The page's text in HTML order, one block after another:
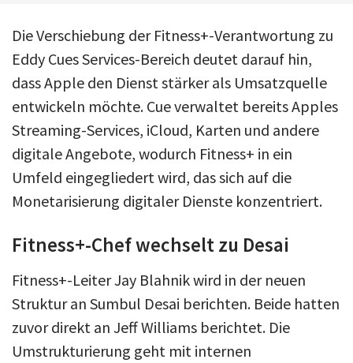
Die Verschiebung der Fitness+-Verantwortung zu
Eddy Cues Services-Bereich deutet darauf hin,
dass Apple den Dienst stärker als Umsatzquelle
entwickeln möchte. Cue verwaltet bereits Apples
Streaming-Services, iCloud, Karten und andere
digitale Angebote, wodurch Fitness+ in ein
Umfeld eingegliedert wird, das sich auf die
Monetarisierung digitaler Dienste konzentriert.
Fitness+-Chef wechselt zu Desai
Fitness+-Leiter Jay Blahnik wird in der neuen
Struktur an Sumbul Desai berichten. Beide hatten
zuvor direkt an Jeff Williams berichtet. Die
Umstrukturierung geht mit internen